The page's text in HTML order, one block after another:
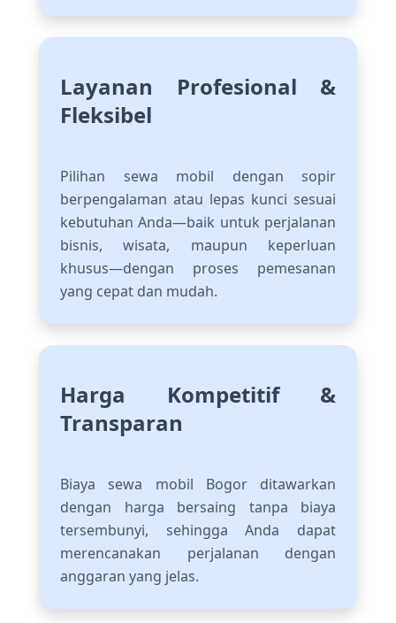
Layanan Profesional &
Fleksibel
Pilihan sewa mobil dengan sopir
berpengalaman atau lepas kunci sesuai
kebutuhan Anda—baik untuk perjalanan
bisnis, wisata, maupun keperluan
khusus—dengan proses pemesanan
yang cepat dan mudah.
Harga Kompetitif &
Transparan
Biaya sewa mobil Bogor ditawarkan
dengan harga bersaing tanpa biaya
tersembunyi, sehingga Anda dapat
merencanakan perjalanan dengan
anggaran yang jelas.